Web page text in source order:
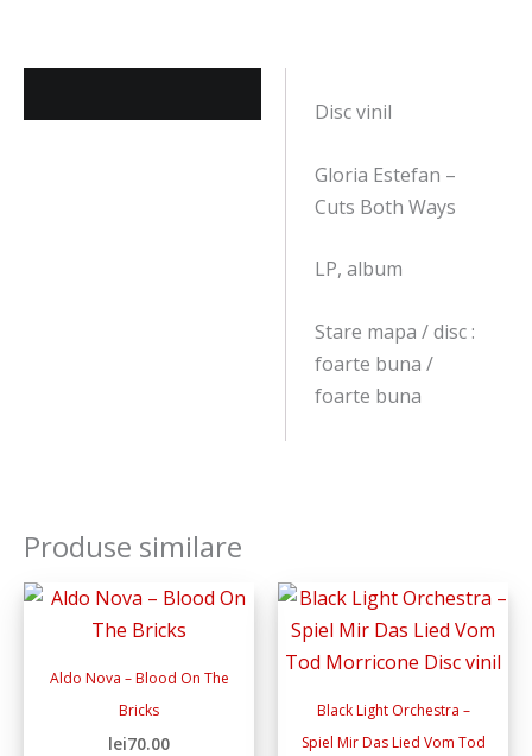
Disc vinil
Gloria Estefan –
Cuts Both Ways
LP, album
Stare mapa / disc :
foarte buna /
foarte buna
Produse similare
Aldo Nova ‎– Blood On The
Bricks
lei70.00
Black Light Orchestra ‎–
Spiel Mir Das Lied Vom Tod